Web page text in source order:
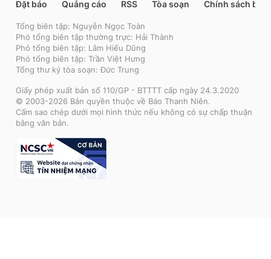
Đặt báo Quảng cáo RSS Tòa soạn Chính sách bảo
Tổng biên tập: Nguyễn Ngọc Toàn
Phó tổng biên tập thường trực: Hải Thành
Phó tổng biên tập: Lâm Hiếu Dũng
Phó tổng biên tập: Trần Việt Hưng
Tổng thư ký tòa soạn: Đức Trung
Giấy phép xuất bản số 110/GP - BTTTT cấp ngày 24.3.2020
© 2003-2026 Bản quyền thuộc về Báo Thanh Niên.
Cấm sao chép dưới mọi hình thức nếu không có sự chấp thuận
bằng văn bản.